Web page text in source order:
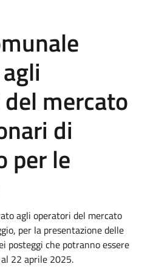
mercato
di
per le
agli operatori del mercato
per la presentazione delle
posteggi che potranno essere
22 aprile 2025.